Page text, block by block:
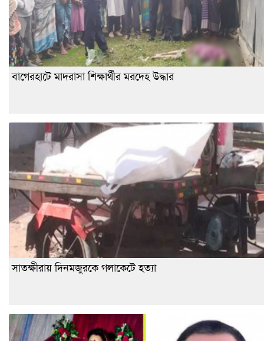
বাগেরহাটে মাদরাসা শিক্ষার্থীর মরদেহ উদ্ধার
সাতক্ষীরায় দিনমজুরকে গলাকেটে হত্যা